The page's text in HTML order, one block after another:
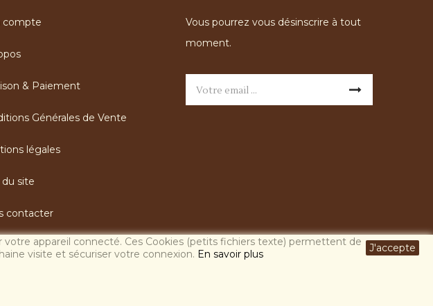
compte
& Paiement
Générales de Vente
légales
du site
contacter
Vous pourrez vous désinscrire à tout
moment.
appareil connecté. Ces Cookies (petits fichiers texte) permettent de
visite et sécuriser votre connexion. En savoir plus J'accepte